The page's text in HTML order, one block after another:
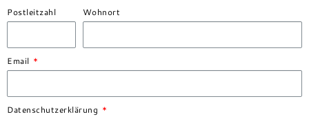
Postleitzahl Wohnort
Email
Datenschutzerklärung